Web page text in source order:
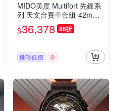
MIDO美度 Multifort 先鋒系
列 天文台賽車套組-42mm
黑 M0384313605100
$36,378 86折
挑戰低價 券